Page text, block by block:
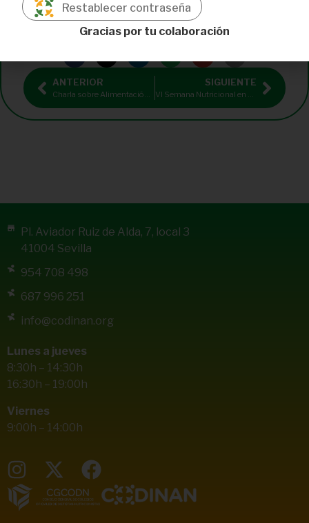
ANTERIOR
Charla sobre Alimentación Infantil en Almería a cargo de Carolina González Antón
SIGUIENTE
VI Semana Nutricional en Linares (Jaén) organizada por Nutri-Suli
Pl. Aviador Ruiz de Alda, 7, local 3
41004 Sevilla
954 708 498
687 996 251
info@codinan.org
Lunes a jueves
8:30h – 14:30h
16:30h – 19:00h
Viernes
9:00h – 14:00h
Restablecer contraseña
Gracias por tu colaboración